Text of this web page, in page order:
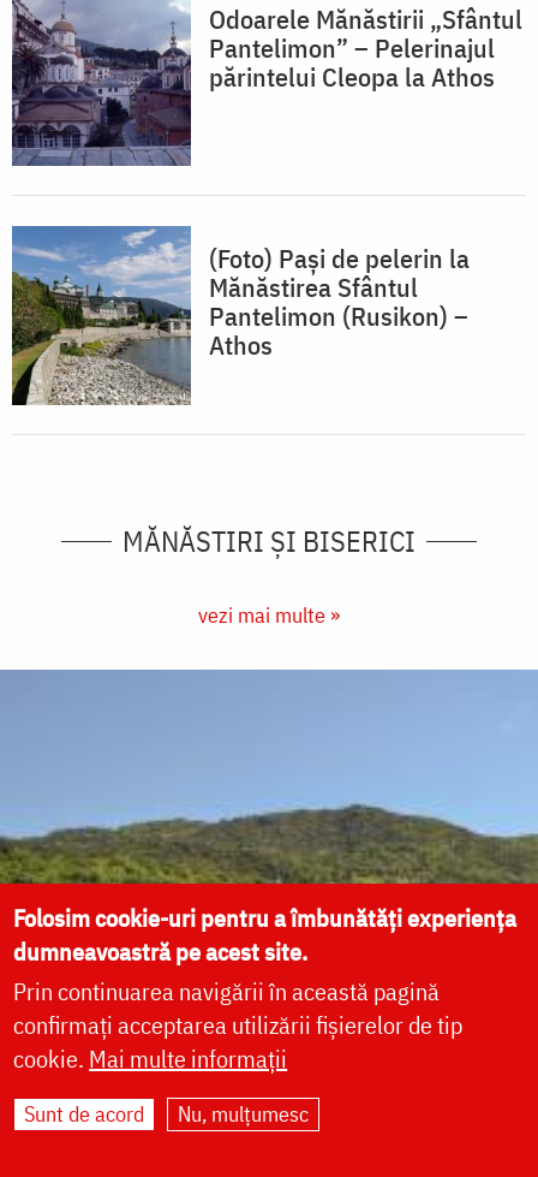
Odoarele Mănăstirii „Sfântul
Pantelimon” – Pelerinajul
părintelui Cleopa la Athos
(Foto) Pași de pelerin la
Mănăstirea Sfântul
Pantelimon (Rusikon) –
Athos
MĂNĂSTIRI ȘI BISERICI
vezi mai multe »
Folosim cookie-uri pentru a îmbunătăți experiența
dumneavoastră pe acest site.
Prin continuarea navigării în această pagină
confirmați acceptarea utilizării fișierelor de tip
cookie. Mai multe informații
Sunt de acord Nu, mulțumesc